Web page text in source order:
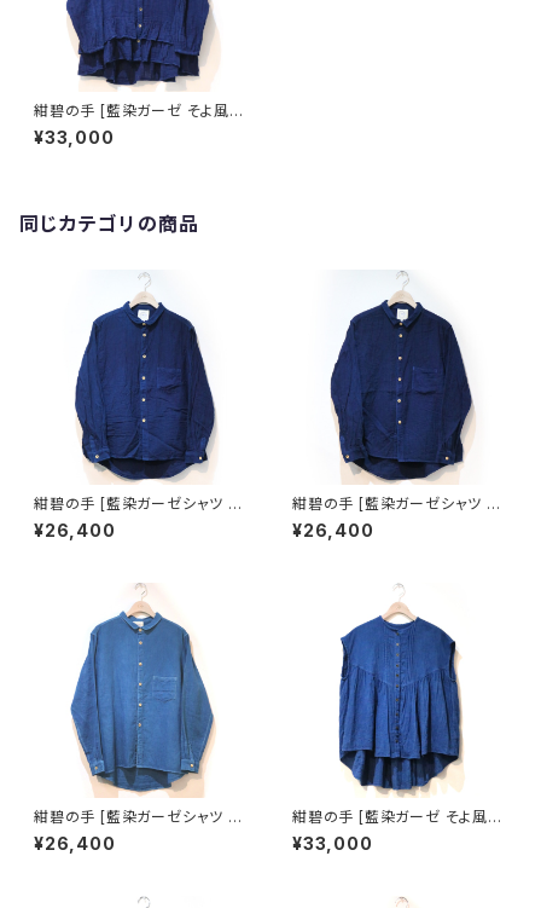
紺碧の手 [藍染ガーゼ そよ風フ
リルのシャツ 長袖] 天然藍染×
国産ガーゼ ※職人手染め
¥33,000
同じカテゴリの商品
紺碧の手 [藍染ガーゼシャツ 丸
襟] 天然藍染×国産ガーゼ M・L
※職人手染め
¥26,400
紺碧の手 [藍染ガーゼシャツ 角
襟] 天然藍染×国産ガーゼ M・L
※職人手染め
¥26,400
紺碧の手 [藍染ガーゼシャツ 丸
襟] 天然藍染×国産ガーゼ Lサ
イズのみ ※職人手染め
¥26,400
紺碧の手 [藍染ガーゼ そよ風フ
リルのシャツ ノースリーブ] 天然
藍染×国産ガーゼ ※職人手染め
¥33,000